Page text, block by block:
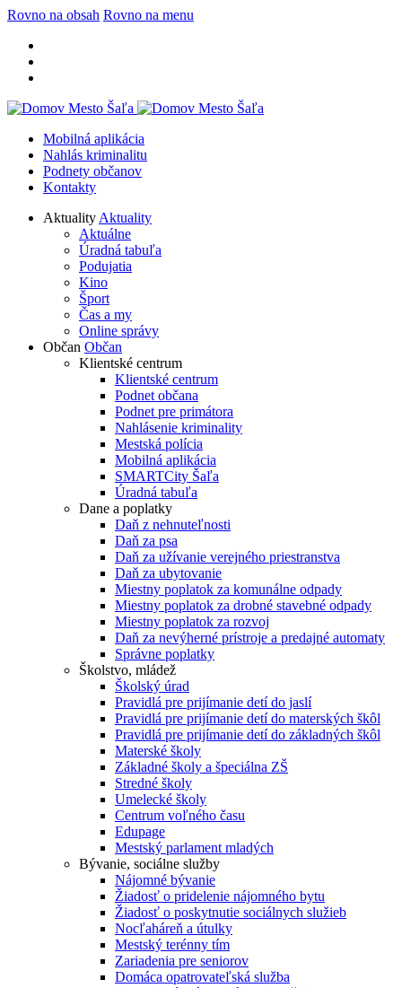
Rovno na obsah Rovno na menu
Mobilná aplikácia
Nahlás kriminalitu
Podnety občanov
Kontakty
Aktuality Aktuality
Aktuálne
Úradná tabuľa
Podujatia
Kino
Šport
Čas a my
Online správy
Občan Občan
Klientské centrum
Klientské centrum
Podnet občana
Podnet pre primátora
Nahlásenie kriminality
Mestská polícia
Mobilná aplikácia
SMARTCity Šaľa
Úradná tabuľa
Dane a poplatky
Daň z nehnuteľnosti
Daň za psa
Daň za užívanie verejného priestranstva
Daň za ubytovanie
Miestny poplatok za komunálne odpady
Miestny poplatok za drobné stavebné odpady
Miestny poplatok za rozvoj
Daň za nevýherné prístroje a predajné automaty
Správne poplatky
Školstvo, mládež
Školský úrad
Pravidlá pre prijímanie detí do jaslí
Pravidlá pre prijímanie detí do materských škôl
Pravidlá pre prijímanie detí do základných škôl
Materské školy
Základné školy a špeciálna ZŠ
Stredné školy
Umelecké školy
Centrum voľného času
Edupage
Mestský parlament mladých
Bývanie, sociálne služby
Nájomné bývanie
Žiadosť o pridelenie nájomného bytu
Žiadosť o poskytnutie sociálnych služieb
Nocľaháreň a útulky
Mestský terénny tím
Zariadenia pre seniorov
Domáca opatrovateľská služba